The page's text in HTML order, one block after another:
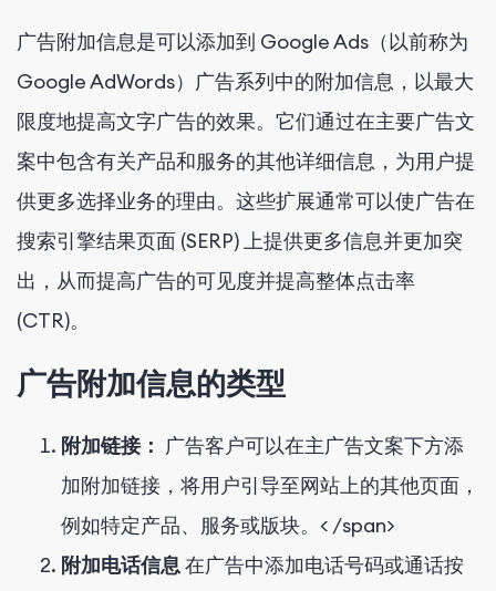
广告附加信息是可以添加到 Google Ads（以前称为
Google AdWords）广告系列中的附加信息，以最大
限度地提高文字广告的效果。它们通过在主要广告文
案中包含有关产品和服务的其他详细信息，为用户提
供更多选择业务的理由。这些扩展通常可以使广告在
搜索引擎结果页面 (SERP) 上提供更多信息并更加突
出，从而提高广告的可见度并提高整体点击率
(CTR)。
广告附加信息的类型
附加链接： 广告客户可以在主广告文案下方添
加附加链接，将用户引导至网站上的其他页面，
例如特定产品、服务或版块。< /span>
附加电话信息在广告中添加电话号码或通话按